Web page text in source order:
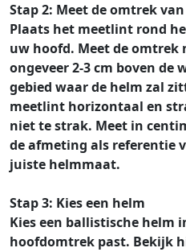
Stap 2: Meet de omtrek
Plaats het meetlint rond
uw hoofd. Meet de omtrek
ongeveer 2-3 cm boven
gebied waar de helm zal
meetlint horizontaal en
niet te strak. Meet in
de afmeting als referentie
juiste helmmaat.
Stap 3: Kies een helm
Kies een ballistische helm
hoofdomtrek past. Bekijk